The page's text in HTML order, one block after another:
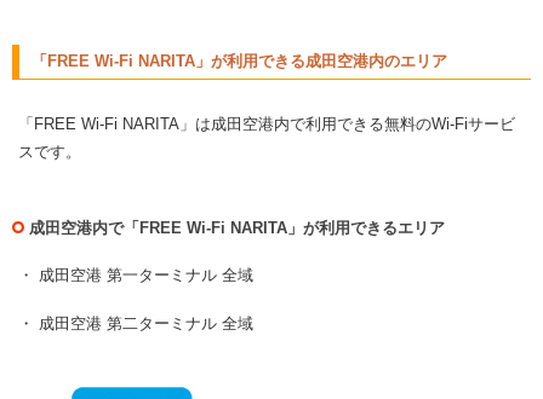
「FREE Wi-Fi NARITA」が利用できる成田空港内のエリア
「FREE Wi-Fi NARITA」は成田空港内で利用できる無料のWi-Fiサービ
スです。
成田空港内で「FREE Wi-Fi NARITA」が利用できるエリア
・ 成田空港 第一ターミナル 全域
・ 成田空港 第二ターミナル 全域